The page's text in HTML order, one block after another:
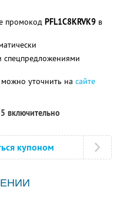
промокод PFL1C8KRVK9 в
спецпредложениями
уточнить на сайте
включительно
купоном